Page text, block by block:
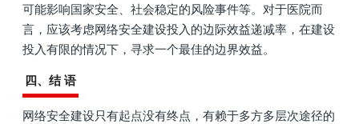
可能影响国家安全、社会稳定的风险事件等。对于医院而
言，应该考虑网络安全建设投入的边际效益递减率，在建设
投入有限的情况下，寻求一个最佳的边界效益。
四、结 语
网络安全建设只有起点没有终点，有赖于多方多层次途径的